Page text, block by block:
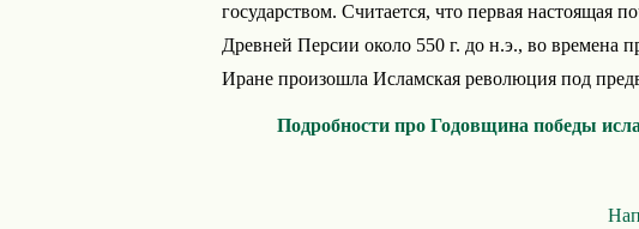
государством. Считается, что первая настоящая
Древней Персии около 550 г. до н.э., во времена
Иране произошла Исламская революция под
Подробности про Годовщина победы